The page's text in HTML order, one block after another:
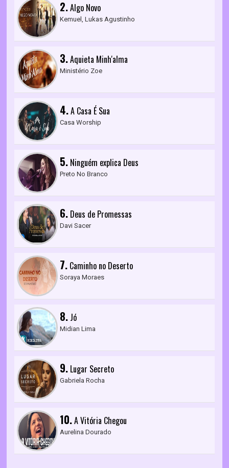
2.Algo Novo
Kemuel, Lukas Agustinho
3.Aquieta Minh'alma
Ministério Zoe
4.A Casa É Sua
Casa Worship
5. Ninguém explica Deus
Preto No Branco
6. Deus de Promessas
Davi Sacer
7. Caminho no Deserto
Soraya Moraes
8. Jó
Midian Lima
9. Lugar Secreto
Gabriela Rocha
10.A Vitória Chegou
Aurelina Dourado